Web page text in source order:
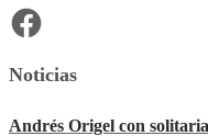
Facebook
Noticias
Andrés Origel con